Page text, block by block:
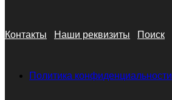
Контакты Наши реквизиты Поиск
Политика конфиденциальности